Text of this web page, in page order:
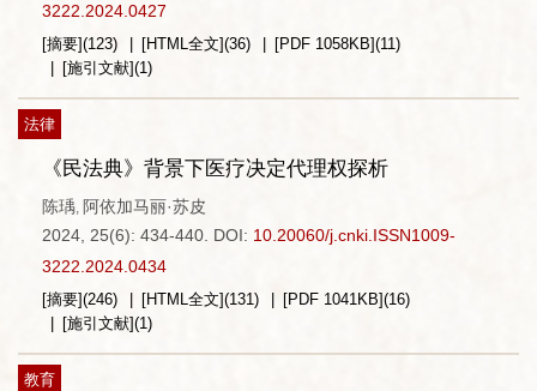
3222.2024.0427
[摘要](123) [HTML全文](36) [PDF 1058KB](11)
[施引文献](1)
法律
《民法典》背景下医疗决定代理权探析
陈瑀, 阿依加马丽·苏皮
2024, 25(6): 434-440. DOI: 10.20060/j.cnki.ISSN1009-
3222.2024.0434
[摘要](246) [HTML全文](131) [PDF 1041KB](16)
[施引文献](1)
教育